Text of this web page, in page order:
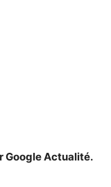
Google Actualité.